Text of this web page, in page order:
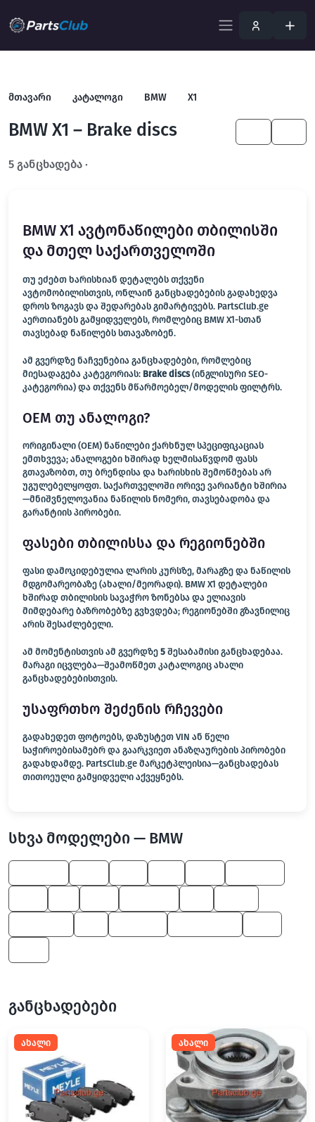
მთავარი კატალოგი BMW X1
BMW X1 – Brake discs
5 განცხადება ·
BMW X1 ავტონაწილები თბილისში
და მთელ საქართველოში
თუ ეძებთ ხარისხიან დეტალებს თქვენი
ავტომობილისთვის, ონლაინ განცხადებების გადახედვა
დროს ზოგავს და შედარებას გიმარტივებს. PartsClub.ge
აერთიანებს გამყიდველებს, რომლებიც BMW X1-სთან
თავსებად ნაწილებს სთავაზობენ.
ამ გვერდზე ნაჩვენებია განცხადებები, რომლებიც
მიესადაგება კატეგორიას: Brake discs(ინგლისური SEO-
კატეგორია) და თქვენს მწარმოებელ/მოდელის ფილტრს.
OEM თუ ანალოგი?
ორიგინალი (OEM) ნაწილები ქარხნულ სპეციფიკაციას
ემთხვევა; ანალოგები ხშირად ხელმისაწვდომ ფასს
გთავაზობთ, თუ ბრენდისა და ხარისხის შემოწმებას არ
უგულებელყოფთ. საქართველოში ორივე ვარიანტი ხშირია
—მნიშვნელოვანია ნაწილის ნომერი, თავსებადობა და
გარანტიის პირობები.
ფასები თბილისსა და რეგიონებში
ფასი დამოკიდებულია ლარის კურსზე, მარაგზე და ნაწილის
მდგომარეობაზე (ახალი/მეორადი). BMW X1 დეტალები
ხშირად თბილისის სავაჭრო ზონებსა და ელიავის
მიმდებარე ბაზრობებზე გვხვდება; რეგიონებში გზავნილიც
არის შესაძლებელი.
ამ მომენტისთვის ამ გვერდზე 5 შესაბამისი განცხადებაა.
მარაგი იცვლება—შეამოწმეთ კატალოგიც ახალი
განცხადებებისთვის.
უსაფრთხო შეძენის რჩევები
გადახედეთ ფოტოებს, დაზუსტეთ VIN ან წელი
საჭიროებისამებრ და გაარკვიეთ ანაზღაურების პირობები
გადახდამდე. PartsClub.ge მარკეტპლეისია—განცხადებას
თითოეული გამყიდველი აქვეყნებს.
სხვა მოდელები — BMW
განცხადებები
ახალი ახალი